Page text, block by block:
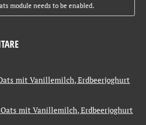
module needs to be enabled.
mit Vanillemilch, Erdbeerjoghurt
mit Vanillemilch, Erdbeerjoghurt